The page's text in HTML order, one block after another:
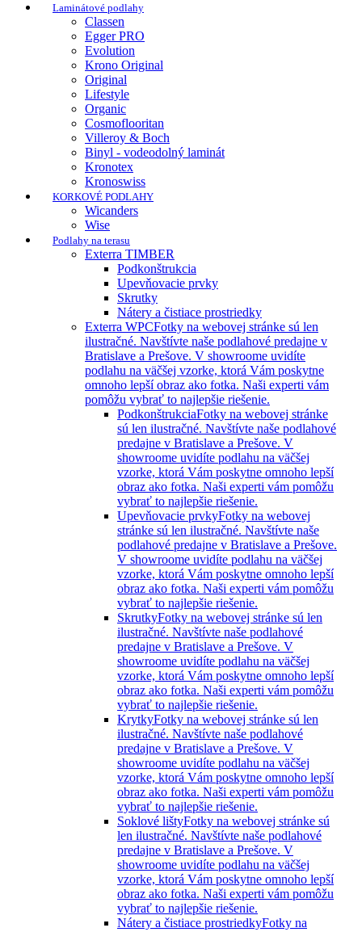
Laminátové podlahy
Classen
Egger PRO
Evolution
Krono Original
Original
Lifestyle
Organic
Cosmoflooritan
Villeroy & Boch
Binyl - vodeodolný laminát
Kronotex
Kronoswiss
KORKOVÉ PODLAHY
Wicanders
Wise
Podlahy na terasu
Exterra TIMBER
Podkonštrukcia
Upevňovacie prvky
Skrutky
Nátery a čistiace prostriedky
Exterra WPCFotky na webovej stránke sú len
ilustračné. Navštívte naše podlahové predajne v
Bratislave a Prešove. V showroome uvidíte
podlahu na väčšej vzorke, ktorá Vám poskytne
omnoho lepší obraz ako fotka. Naši experti vám
pomôžu vybrať to najlepšie riešenie.
PodkonštrukciaFotky na webovej stránke
sú len ilustračné. Navštívte naše podlahové
predajne v Bratislave a Prešove. V
showroome uvidíte podlahu na väčšej
vzorke, ktorá Vám poskytne omnoho lepší
obraz ako fotka. Naši experti vám pomôžu
vybrať to najlepšie riešenie.
Upevňovacie prvkyFotky na webovej
stránke sú len ilustračné. Navštívte naše
podlahové predajne v Bratislave a Prešove.
V showroome uvidíte podlahu na väčšej
vzorke, ktorá Vám poskytne omnoho lepší
obraz ako fotka. Naši experti vám pomôžu
vybrať to najlepšie riešenie.
SkrutkyFotky na webovej stránke sú len
ilustračné. Navštívte naše podlahové
predajne v Bratislave a Prešove. V
showroome uvidíte podlahu na väčšej
vzorke, ktorá Vám poskytne omnoho lepší
obraz ako fotka. Naši experti vám pomôžu
vybrať to najlepšie riešenie.
KrytkyFotky na webovej stránke sú len
ilustračné. Navštívte naše podlahové
predajne v Bratislave a Prešove. V
showroome uvidíte podlahu na väčšej
vzorke, ktorá Vám poskytne omnoho lepší
obraz ako fotka. Naši experti vám pomôžu
vybrať to najlepšie riešenie.
Soklové lištyFotky na webovej stránke sú
len ilustračné. Navštívte naše podlahové
predajne v Bratislave a Prešove. V
showroome uvidíte podlahu na väčšej
vzorke, ktorá Vám poskytne omnoho lepší
obraz ako fotka. Naši experti vám pomôžu
vybrať to najlepšie riešenie.
Nátery a čistiace prostriedkyFotky na